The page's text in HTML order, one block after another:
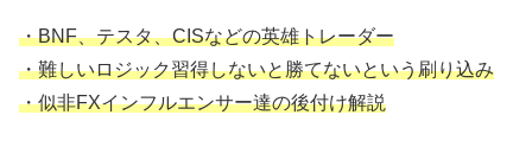
・BNF、テスタ、CISなどの英雄トレーダー
・難しいロジック習得しないと勝てないという刷り込み
・似非FXインフルエンサー達の後付け解説